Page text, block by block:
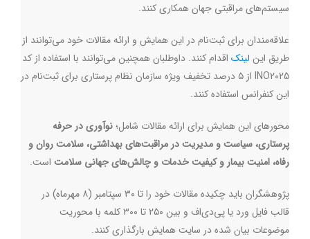
سیستم‌های مراقبتی جهان همکاری کنند.
علاقه‌مندان برای ثبت‌نام در این همایش و ارائه مقالات خود می‌توانند از
طریق این لینک اقدام کنند. داوطلبان همچنین می‌توانند با استفاده از کد
INO2025
از ۵ درصد تخفیف ویژه سازمان نظام پرستاری برای ثبت‌نام در
این کنفرانس استفاده کنند.
محورهای این همایش برای ارائه مقالات شامل؛ نو‌آوری در حرفه
پرستاری، سیاست و مدیریت در مراقبت‌های بهداشتی، سلامت روان و
رفاه، امنیت بیمار و کیفیت خدمات و چالش‌های جهانی سلامت است.
پژوهشگران باید چکیده مقالات خود را تا ۳۰ سپتامبر (۸ مهرماه) در
قالب فایل ورد یا پی‌دی‌اف و بین ۲۵۰ تا ۳۰۰ کلمه با محوریت
موضوعات بیان شده در سایت همایش بارگذاری کنند.